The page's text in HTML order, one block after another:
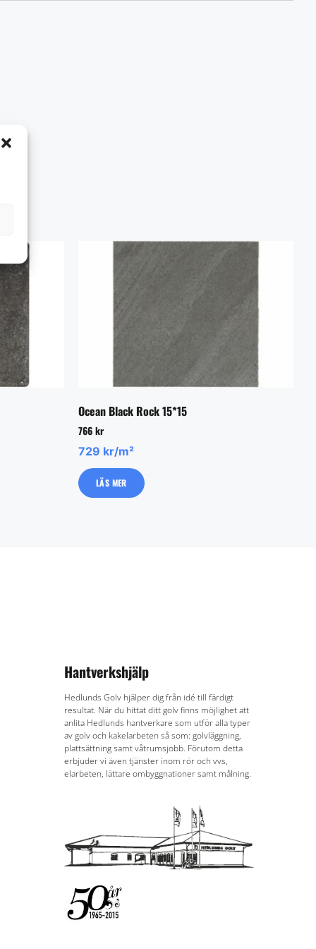
Ocean Black Rock 15*15
766 kr
729 kr/m²
LÄS MER
Hantverkshjälp
Hedlunds Golv hjälper dig från idé till färdigt
resultat. När du hittat ditt golv finns möjlighet att
anlita Hedlunds hantverkare som utför alla typer
av golv och kakelarbeten så som: golvläggning,
plattsättning samt våtrumsjobb. Förutom detta
erbjuder vi även tjänster inom rör och vvs,
elarbeten, lättare ombyggnationer samt målning.